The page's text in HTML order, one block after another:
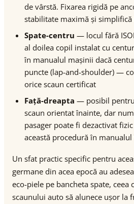
de vârstă. Fixarea rigidă pe
stabilitate maximă și simplifică
Spate-centru — locul fără
al doilea copil instalat cu
în manualul mașinii dacă
puncte (lap-and-shoulder) —
orice scaun certificat
Față-dreapta — posibil
scaun orientat înainte, dar
pasager poate fi dezactivat
această procedură în manualul
Un sfat practic specific pentru
germane din acea epocă au
eco-piele pe bancheta spate, ceea
scaunului auto să alunece ușor la